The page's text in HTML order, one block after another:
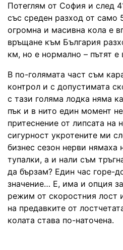
Потеглям от София и след
със среден разход от само
огромна и масивна кола е
връщане към България
км, но е нормално – пътят е
В по-голямата част съм
контрол и с допустимата
с тази голяма лодка няма
пък и в нито един момент
притеснение от липсата
сигурност укротените ми
бизнес сезон нерви нямаха
тупалки, а и нали съм
да бързам? Един час горе-
значение… Е, има и опция
режим от скоростния лост
на предавките от
колата става по-наточена.